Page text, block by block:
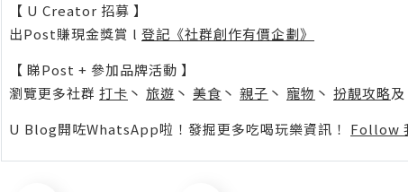
【 U Creator 招募 】
出Post賺現金獎賞 l 登記《社群創作有價企劃》
【 睇Post + 參加品牌活動 】
瀏覽更多社群 打卡 丶 旅遊 丶 美食 丶 親子 丶 寵物 丶 扮靚攻略及
U Blog開咗WhatsApp啦！發掘更多吃喝玩樂資訊！ Follow